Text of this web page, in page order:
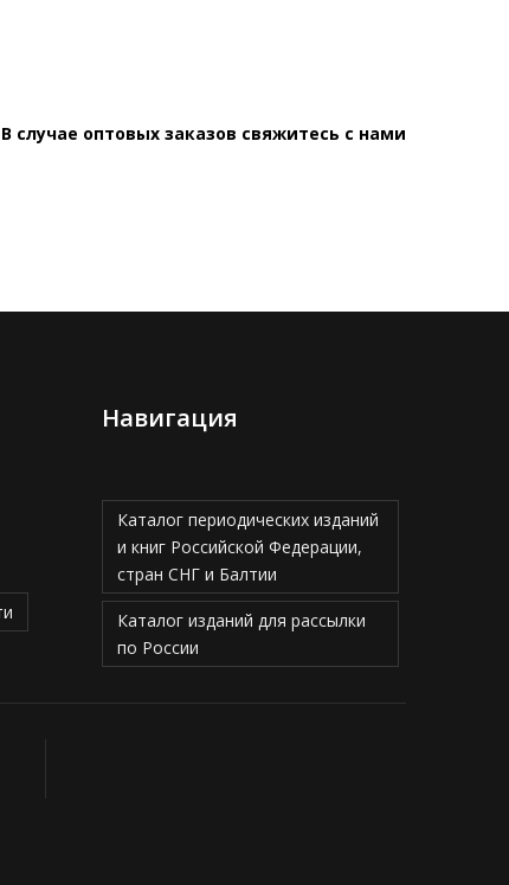
оптовых заказов свяжитесь с нами
Навигация
Каталог периодических изданий
и книг Российской Федерации,
стран СНГ и Балтии
Каталог изданий для рассылки
по России